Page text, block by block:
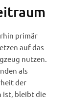
primär
auf das
nutzen.
als
der
ist, bleibt die